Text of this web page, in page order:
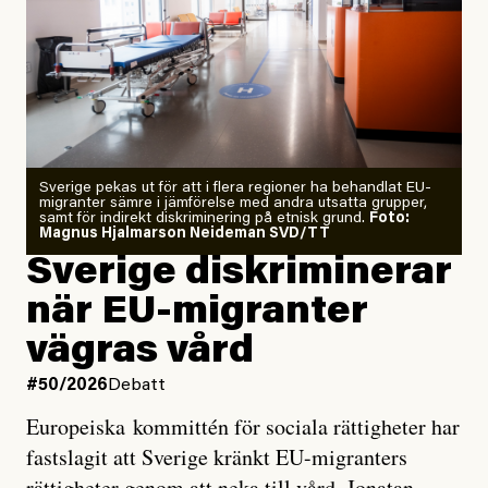
Årets El Niño kan bli den
starkaste som uppmätts
Zeke Hausfather är chockad igen efter att ha
analyserat hur de olika klimatmodellerna bedömer
läget för hur den begynnande El Niño-händelsen ska
utveckla sig. El Niño är ett återkommande
väderfenomen som uppstår när havsvattnet i delar av
Stilla havet blir ovanligt varmt. Det påverkar vädret
över stora delar av världen och under
forskare allt oftare varnat för att den här El Niñon
Det verkar vara en underdrift, menar nu Zeke
Sverige pekas ut för att i flera regioner ha behandlat EU-
migranter sämre i jämförelse med andra utsatta grupper,
samt för indirekt diskriminering på etnisk grund. Foto:
Magnus Hjalmarson Neideman SVD/TT
Sverige diskriminerar
när EU-migranter
vägras vård
#50/2026 Debatt
Europeiska kommittén för sociala rättigheter har
fastslagit att Sverige kränkt EU-migranters